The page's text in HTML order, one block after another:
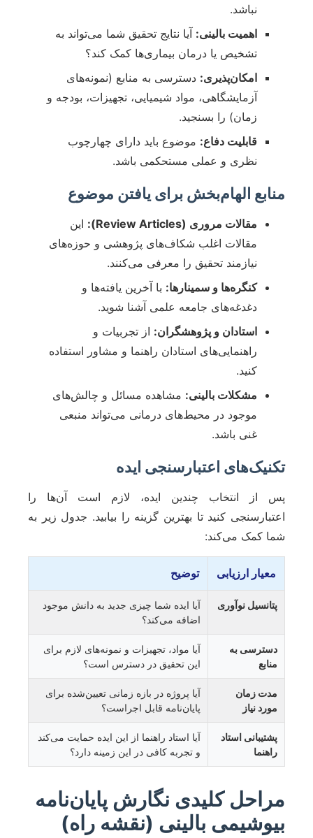
نباشد.
اهمیت بالینی: آیا نتایج تحقیق شما می‌تواند به
تشخیص یا درمان بیماری‌ها کمک کند؟
امکان‌پذیری: دسترسی به منابع (نمونه‌های
آزمایشگاهی، مواد شیمیایی، تجهیزات، بودجه و
زمان) را بسنجید.
قابلیت دفاع: موضوع باید دارای چهارچوب
نظری و عملی مستحکمی باشد.
منابع الهام‌بخش برای یافتن موضوع
مقالات مروری (Review Articles):
این
مقالات اغلب شکاف‌های پژوهشی و حوزه‌های
نیازمند تحقیق را معرفی می‌کنند.
کنگره‌ها و سمینارها: با آخرین یافته‌ها و
دغدغه‌های جامعه علمی آشنا شوید.
استادان و پژوهشگران: از تجربیات و
راهنمایی‌های استادان راهنما و مشاور استفاده
کنید.
مشکلات بالینی: مشاهده مسائل و چالش‌های
موجود در محیط‌های درمانی می‌تواند منبعی
غنی باشد.
تکنیک‌های اعتبارسنجی ایده
پس از انتخاب چندین ایده، لازم است آن‌ها را
اعتبارسنجی کنید تا بهترین گزینه را بیابید. جدول زیر به
شما کمک می‌کند:
معیار ارزیابی توضیح
پتانسیل نوآوری
آیا ایده شما چیزی جدید به دانش موجود
اضافه می‌کند؟
دسترسی به
منابع
آیا مواد، تجهیزات و نمونه‌های لازم برای
این تحقیق در دسترس است؟
مدت زمان
مورد نیاز
آیا پروژه در بازه زمانی تعیین‌شده برای
پایان‌نامه قابل اجراست؟
پشتیبانی استاد
راهنما
آیا استاد راهنما از این ایده حمایت می‌کند
و تجربه کافی در این زمینه دارد؟
مراحل کلیدی نگارش پایان‌نامه
بیوشیمی بالینی (نقشه راه)